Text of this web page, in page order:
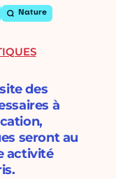
Nature
des
à
seront au
activité